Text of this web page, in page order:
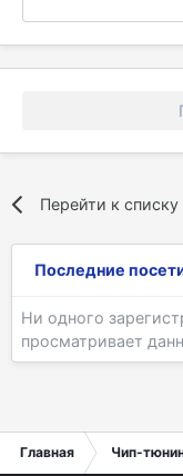
Перейти к списку
Последние
Ни одного
просматривает
Главная Чип-